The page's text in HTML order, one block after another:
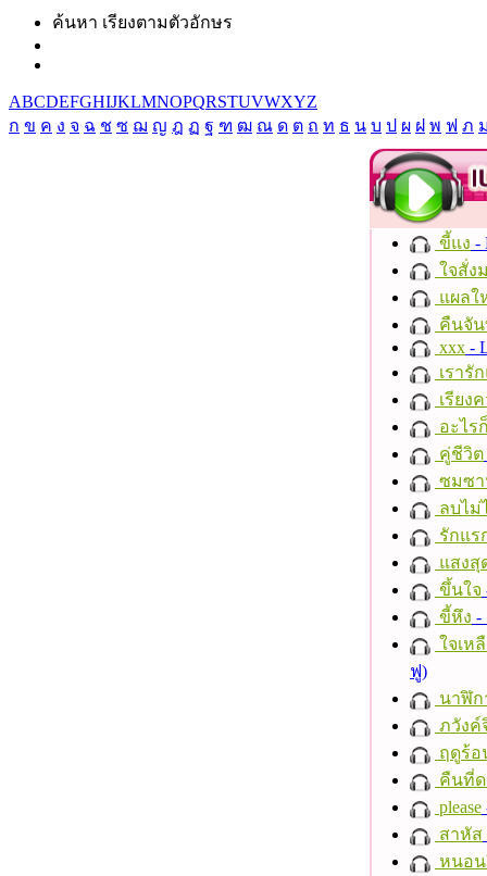
ค้นหา เรียงตามตัวอักษร
ABCDEFGHIJKLMNOPQRSTUVWXYZ
ก ข ค ง จ ฉ ช ซ ฌ ญ ฎ ฏ ฐ ฑ ฒ ณ ด ต ถ ท ธ น บ ป ผ ฝ พ ฟ ภ
ขี้แง -
ใจสั่ง
แผลใ
คืนจั
xxx -
เรารั
เรียง
อะไร
คู่ชีวิต
ซมซ
ลบไม่
รักแร
แสงสุ
ขึ้นใจ
ขี้หึง -
ใจเห
ฟู)
นาฬิก
ภวังค์
ฤดูร้อ
คืนที่ด
please
สาหัส
หนอน